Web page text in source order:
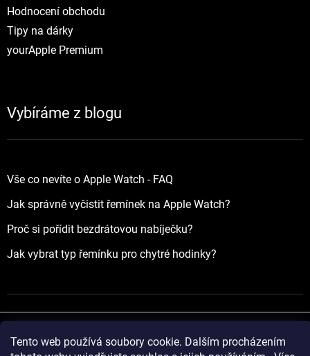
Tento web používá soubory cookie. Dalším procházením
Hodnocení obchodu
Tipy na dárky
yourApple Premium
Vybíráme z blogu
Vše co nevíte o Apple Watch - FAQ
Jak správně vyčistit řemínek na Apple Watch?
Proč si pořídit bezdrátovou nabíječku?
Jak vybrat typ řemínku pro chytré hodinky?
Vytvořil Shoptet